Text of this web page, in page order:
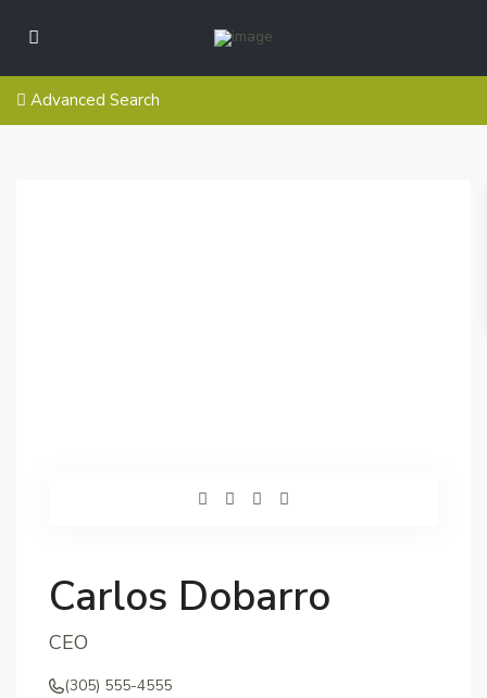
Advanced Search
Carlos Dobarro
CEO
(305) 555-4555